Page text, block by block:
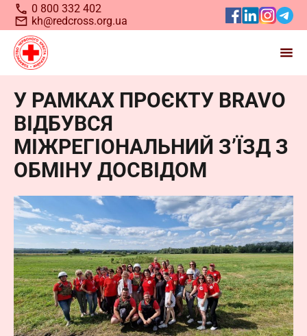
0 800 332 402
kh@redcross.org.ua
У РАМКАХ ПРОЄКТУ BRAVO
ВІДБУВСЯ
МІЖРЕГІОНАЛЬНИЙ З’ЇЗД З
ОБМІНУ ДОСВІДОМ
Станьте волонтером
Українського Червоного
Хреста
Запрошуємо всіх, хто бажає долучитися до нашої
команди. Відтепер реєстрація кандидатів у
волонтери